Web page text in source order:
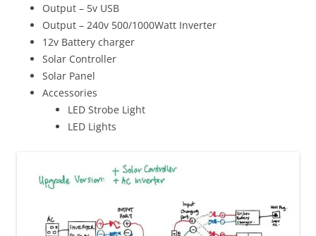
Output – 5v USB
Output – 240v 500/1000Watt Inverter
12v Battery charger
Solar Controller
Solar Panel
Accessories
LED Strobe Light
LED Lights